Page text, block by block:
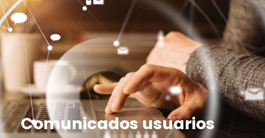
Comunicados usuarios